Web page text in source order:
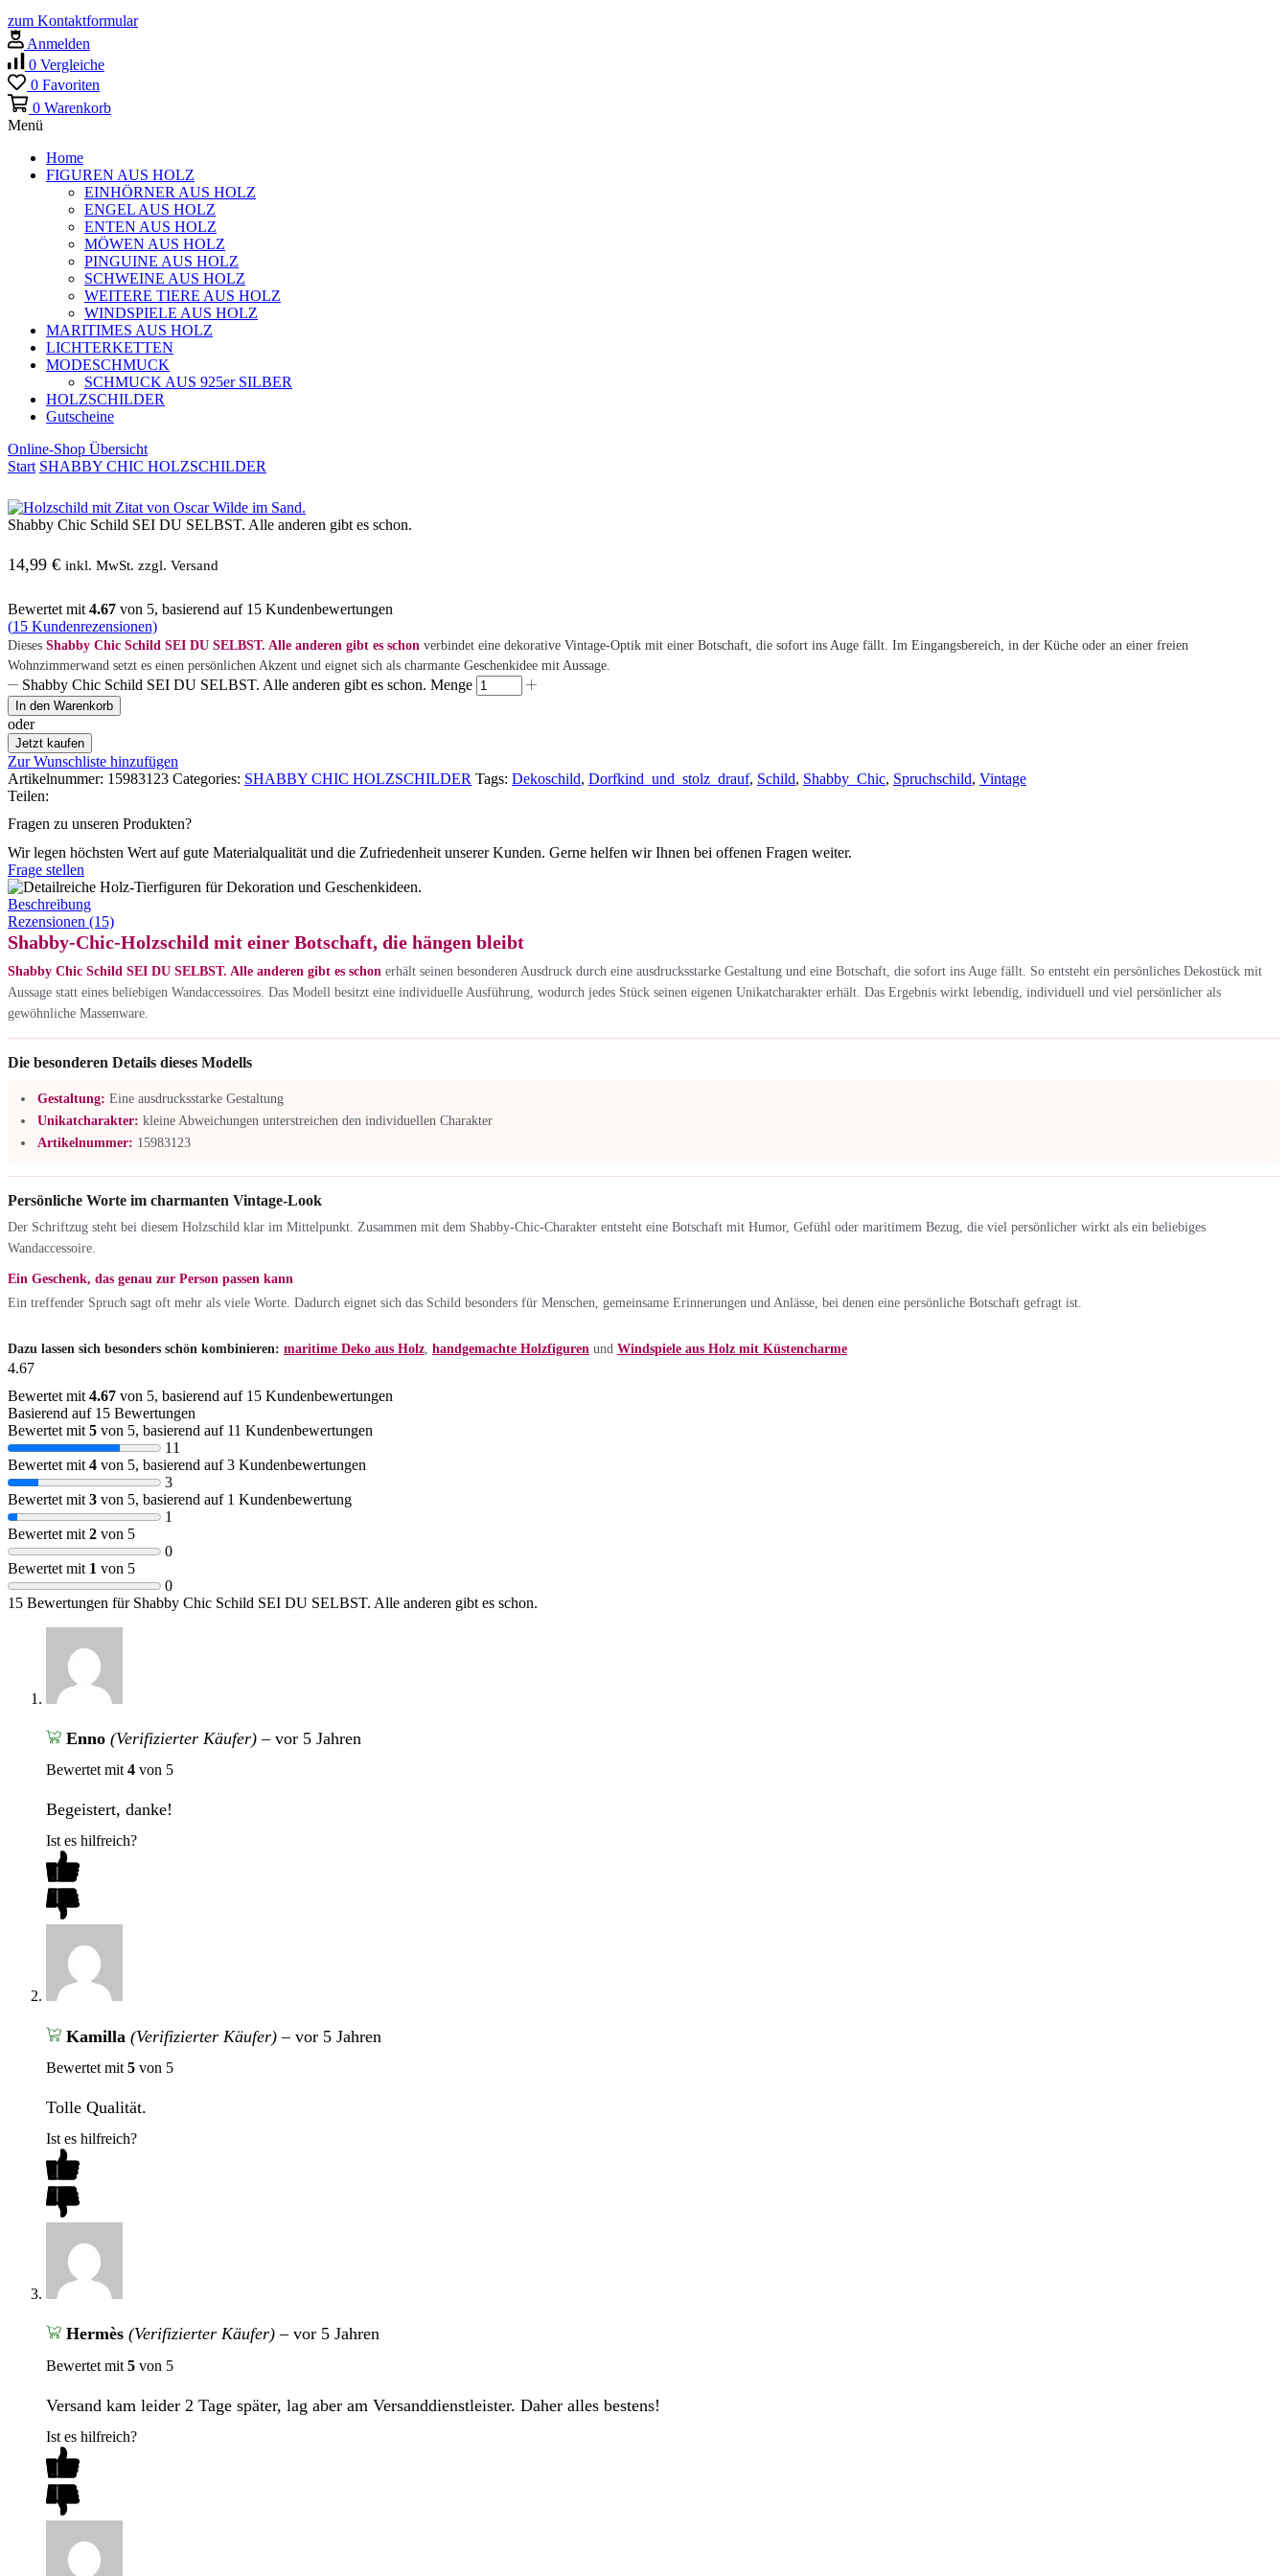
zum Kontaktformular
Anmelden
0 Vergleiche
0 Favoriten
0 Warenkorb
Menü
Home
FIGUREN AUS HOLZ
EINHÖRNER AUS HOLZ
ENGEL AUS HOLZ
ENTEN AUS HOLZ
MÖWEN AUS HOLZ
PINGUINE AUS HOLZ
SCHWEINE AUS HOLZ
WEITERE TIERE AUS HOLZ
WINDSPIELE AUS HOLZ
MARITIMES AUS HOLZ
LICHTERKETTEN
MODESCHMUCK
SCHMUCK AUS 925er SILBER
HOLZSCHILDER
Gutscheine
Online-Shop Übersicht
Start SHABBY CHIC HOLZSCHILDER
Shabby Chic Schild SEI DU SELBST. Alle anderen gibt es schon.
14,99 € inkl. MwSt. zzgl. Versand
Bewertet mit 4.67 von 5, basierend auf 15 Kundenbewertungen
(15 Kundenrezensionen)
Dieses Shabby Chic Schild SEI DU SELBST. Alle anderen gibt es schon verbindet eine dekorative Vintage-Optik mit einer Botschaft, die sofort ins Auge fällt. Im Eingangsbereich, in der Küche oder an einer freien
Wohnzimmerwand setzt es einen persönlichen Akzent und eignet sich als charmante Geschenkidee mit Aussage.
Shabby Chic Schild SEI DU SELBST. Alle anderen gibt es schon. Menge
In den Warenkorb
oder
Jetzt kaufen
Zur Wunschliste hinzufügen
Artikelnummer: 15983123 Categories: SHABBY CHIC HOLZSCHILDER Tags: Dekoschild, Dorfkind_und_stolz_drauf, Schild, Shabby_Chic, Spruchschild, Vintage
Teilen:
Fragen zu unseren Produkten?
Wir legen höchsten Wert auf gute Materialqualität und die Zufriedenheit unserer Kunden. Gerne helfen wir Ihnen bei offenen Fragen weiter.
Frage stellen
Beschreibung
Rezensionen (15)
Shabby-Chic-Holzschild mit einer Botschaft, die hängen bleibt
Shabby Chic Schild SEI DU SELBST. Alle anderen gibt es schon erhält seinen besonderen Ausdruck durch eine ausdrucksstarke Gestaltung und eine Botschaft, die sofort ins Auge fällt. So entsteht ein persönliches Dekostück mit
Aussage statt eines beliebigen Wandaccessoires. Das Modell besitzt eine individuelle Ausführung, wodurch jedes Stück seinen eigenen Unikatcharakter erhält. Das Ergebnis wirkt lebendig, individuell und viel persönlicher als
gewöhnliche Massenware.
Die besonderen Details dieses Modells
Gestaltung: Eine ausdrucksstarke Gestaltung
Unikatcharakter: kleine Abweichungen unterstreichen den individuellen Charakter
Artikelnummer: 15983123
Persönliche Worte im charmanten Vintage-Look
Der Schriftzug steht bei diesem Holzschild klar im Mittelpunkt. Zusammen mit dem Shabby-Chic-Charakter entsteht eine Botschaft mit Humor, Gefühl oder maritimem Bezug, die viel persönlicher wirkt als ein beliebiges
Wandaccessoire.
Ein Geschenk, das genau zur Person passen kann
Ein treffender Spruch sagt oft mehr als viele Worte. Dadurch eignet sich das Schild besonders für Menschen, gemeinsame Erinnerungen und Anlässe, bei denen eine persönliche Botschaft gefragt ist.
Dazu lassen sich besonders schön kombinieren: maritime Deko aus Holz handgemachte Holzfiguren und Windspiele aus Holz mit Küstencharme
4.67
Bewertet mit 4.67 von 5, basierend auf 15 Kundenbewertungen
Basierend auf 15 Bewertungen
Bewertet mit 5 von 5, basierend auf 11 Kundenbewertungen
11
Bewertet mit 4 von 5, basierend auf3 Kundenbewertungen
3
Bewertet mit 3 von 5, basierend auf 1 Kundenbewertung
1
Bewertet mit 2 von 5
0
Bewertet mit 1 von 5
0
15 Bewertungen für Shabby Chic Schild SEI DU SELBST. Alle anderen gibt es schon.
Enno (Verifizierter Käufer) – vor 5 Jahren
Bewertet mit 4 von 5
Begeistert, danke!
Ist es hilfreich?
Kamilla (Verifizierter Käufer) – vor 5 Jahren
Bewertet mit 5 von 5
Tolle Qualität.
Ist es hilfreich?
Hermès (Verifizierter Käufer) – vor 5 Jahren
Bewertet mit 5 von 5
Versand kam leider 2 Tage später, lag aber am Versanddienstleister. Daher alles bestens!
Ist es hilfreich?